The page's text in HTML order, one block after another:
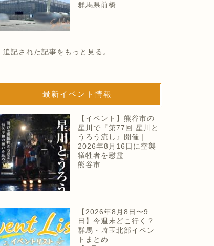
群馬県前橋…
追記された記事をもっと見る。
最新イベント情報
【イベント】熊谷市の
星川で『第77回 星川と
うろう流し』開催｜
2026年8月16日に空襲
犠牲者を慰霊
熊谷市…
【2026年8月8日〜9
日】今週末どこ行く？
群馬・埼玉北部イベン
トまとめ